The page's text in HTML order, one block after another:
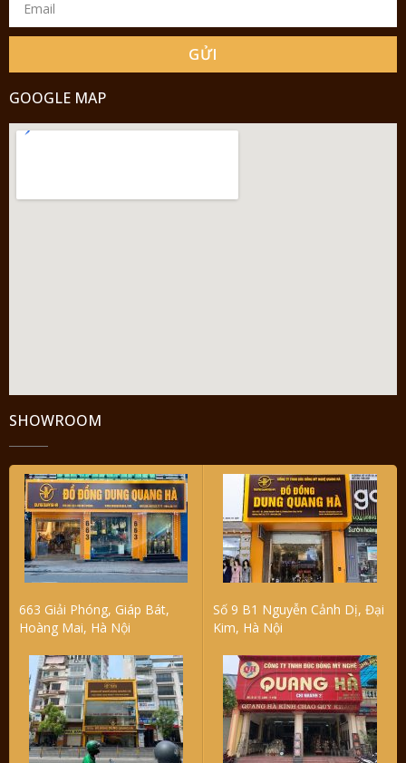
GỬI
GOOGLE MAP
SHOWROOM
663 Giải Phóng, Giáp Bát,
Hoàng Mai, Hà Nội
Số 9 B1 Nguyễn Cảnh Dị, Đại
Kim, Hà Nội